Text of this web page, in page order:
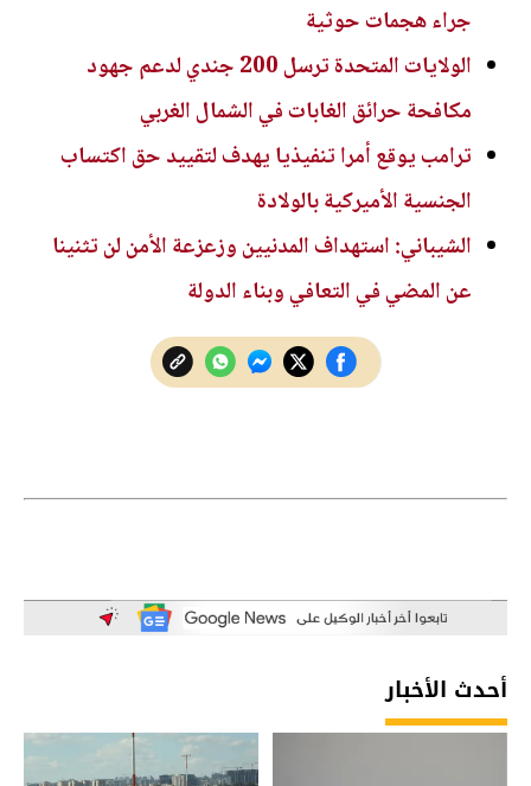
جراء هجمات حوثية
الولايات المتحدة ترسل 200 جندي لدعم جهود
مكافحة حرائق الغابات في الشمال الغربي
ترامب يوقع أمرا تنفيذيا يهدف لتقييد حق اكتساب
الجنسية الأميركية بالولادة
الشيباني: استهداف المدنيين وزعزعة الأمن لن تثنينا
عن المضي في التعافي وبناء الدولة
أحدث الأخبار